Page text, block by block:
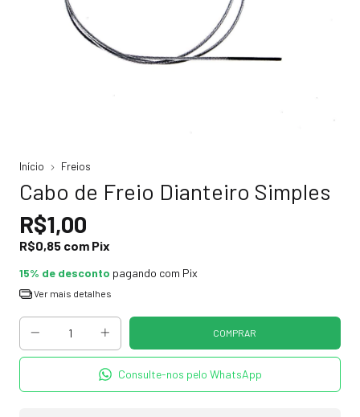
Início Freios
Cabo de Freio Dianteiro Simples
R$1,00
R$0,85 com Pix
15% de desconto pagando com Pix
Ver mais detalhes
Consulte-nos pelo WhatsApp